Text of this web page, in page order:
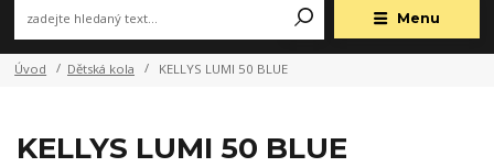
Menu
Úvod Dětská kola KELLYS LUMI 50 BLUE
KELLYS LUMI 50 BLUE